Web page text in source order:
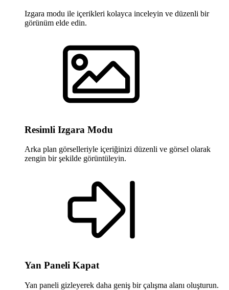
Izgara modu ile içerikleri kolayca inceleyin ve düzenli bir
görünüm elde edin.
Resimli Izgara Modu
Arka plan görselleriyle içeriğinizi düzenli ve görsel olarak
zengin bir şekilde görüntüleyin.
Yan Paneli Kapat
Yan paneli gizleyerek daha geniş bir çalışma alanı oluşturun.